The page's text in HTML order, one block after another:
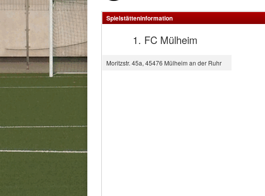
Spielstätteninformation
1. FC Mülheim
Moritzstr. 45a, 45476 Mülheim an der Ruhr